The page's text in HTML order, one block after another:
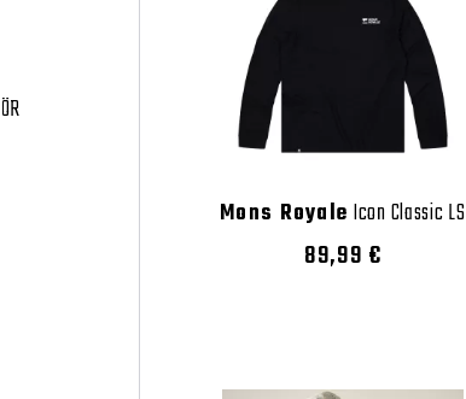
Mons Royale Icon Classic LS
89,99 €